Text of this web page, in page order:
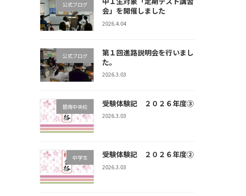
公式ブログ
会」を開催しました
2026.4.04
公式ブログ
第１回進路説明会を行いまし
た。
2026.3.03
碧南中央校 受験体験記 ２０２６年度③
2026.3.03
中学生 受験体験記 ２０２６年度②
2026.3.03